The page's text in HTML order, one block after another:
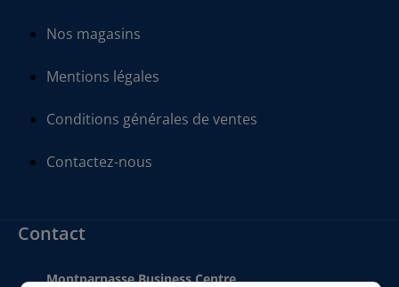
Nos magasins
Mentions légales
Conditions générales de ventes
Contactez-nous
Contact
Montparnasse Business Centre